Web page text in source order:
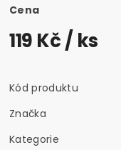
Cena
119 Kč/ ks
Kód produktu
Značka
Kategorie